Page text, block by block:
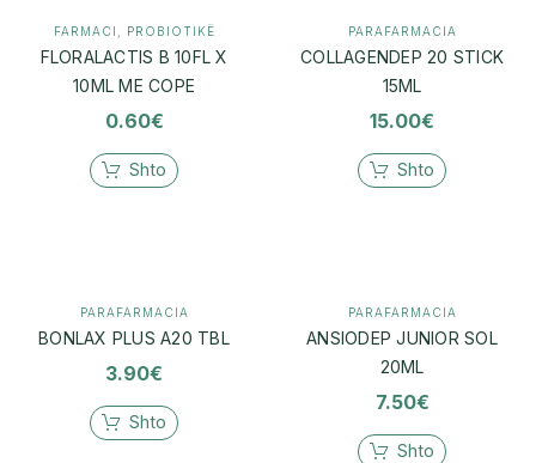
FARMACI PROBIOTIKË
FLORALACTIS B 10FL X
10ML ME COPE
0.60€
Shto
PARAFARMACIA
COLLAGENDEP 20 STICK
15ML
15.00€
Shto
PARAFARMACIA
BONLAX PLUS A20 TBL
3.90€
Shto
PARAFARMACIA
ANSIODEP JUNIOR SOL
20ML
7.50€
Shto